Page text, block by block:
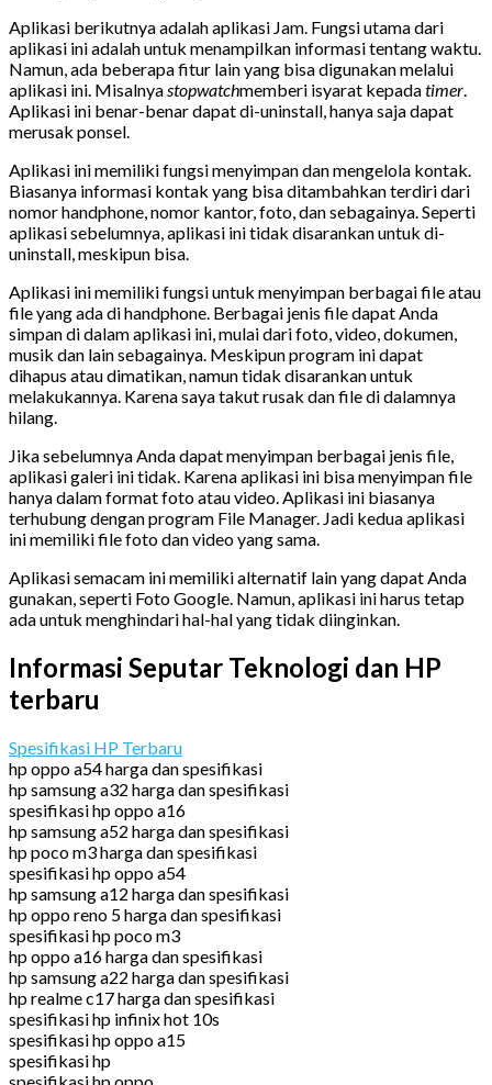
Aplikasi berikutnya adalah aplikasi Jam. Fungsi utama dari
aplikasi ini adalah untuk menampilkan informasi tentang waktu.
Namun, ada beberapa fitur lain yang bisa digunakan melalui
aplikasi ini. Misalnyastopwatchmemberi isyarat kepadatimer.
Aplikasi ini benar-benar dapat di-uninstall, hanya saja dapat
merusak ponsel.
Aplikasi ini memiliki fungsi menyimpan dan mengelola kontak.
Biasanya informasi kontak yang bisa ditambahkan terdiri dari
nomor handphone, nomor kantor, foto, dan sebagainya. Seperti
aplikasi sebelumnya, aplikasi ini tidak disarankan untuk di-
uninstall, meskipun bisa.
Aplikasi ini memiliki fungsi untuk menyimpan berbagai file atau
file yang ada di handphone. Berbagai jenis file dapat Anda
simpan di dalam aplikasi ini, mulai dari foto, video, dokumen,
musik dan lain sebagainya. Meskipun program ini dapat
dihapus atau dimatikan, namun tidak disarankan untuk
melakukannya. Karena saya takut rusak dan file di dalamnya
hilang.
Jika sebelumnya Anda dapat menyimpan berbagai jenis file,
aplikasi galeri ini tidak. Karena aplikasi ini bisa menyimpan file
hanya dalam format foto atau video. Aplikasi ini biasanya
terhubung dengan program File Manager. Jadi kedua aplikasi
ini memiliki file foto dan video yang sama.
Aplikasi semacam ini memiliki alternatif lain yang dapat Anda
gunakan, seperti Foto Google. Namun, aplikasi ini harus tetap
ada untuk menghindari hal-hal yang tidak diinginkan.
Informasi Seputar Teknologi dan HP
terbaru
Spesifikasi HP Terbaru
hp oppo a54 harga dan spesifikasi
hp samsung a32 harga dan spesifikasi
spesifikasi hp oppo a16
hp samsung a52 harga dan spesifikasi
hp poco m3 harga dan spesifikasi
spesifikasi hp oppo a54
hp samsung a12 harga dan spesifikasi
hp oppo reno 5 harga dan spesifikasi
spesifikasi hp poco m3
hp oppo a16 harga dan spesifikasi
hp samsung a22 harga dan spesifikasi
hp realme c17 harga dan spesifikasi
spesifikasi hp infinix hot 10s
spesifikasi hp oppo a15
spesifikasi hp